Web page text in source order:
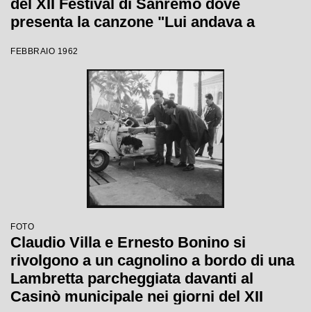
del XII Festival di Sanremo dove
presenta la canzone "Lui andava a
FEBBRAIO 1962
FOTO
Claudio Villa e Ernesto Bonino si
rivolgono a un cagnolino a bordo di una
Lambretta parcheggiata davanti al
Casinò municipale nei giorni del XII